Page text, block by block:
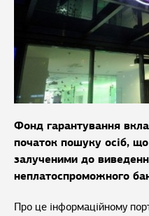
Фонд гарантування
початок пошуку осіб, що
залученими до
неплатоспроможного
Про це інформаційному